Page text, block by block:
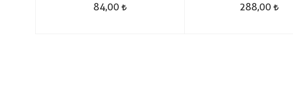
84,00 288,00